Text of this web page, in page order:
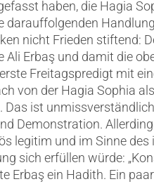
haben, die Hagia
darauffolgenden
nicht Frieden stiftend:
Ali Erbaş und damit die
Freitagspredigt mit
von der Hagia Sophia
Das ist
Demonstration.
legitim und im Sinne des
sich erfüllen würde:
Erbaş ein Hadith. Ein